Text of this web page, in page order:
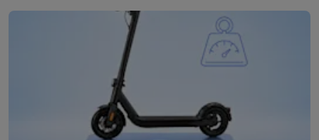
Kleine keukentoestellen
Kleine keukentoestellen met ecocheques Koffiemachines met
Grote keukentoestellen
Vaatwassers met ecocheques Koelkasten met ecocheques
Airco's met ecocheques
TV met ecochequesBluetooth speakers met ecocheques